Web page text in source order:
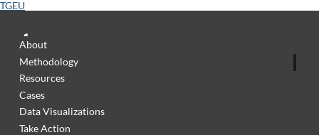
TGEU
About
Methodology
Resources
Cases
Data Visualizations
Take Action